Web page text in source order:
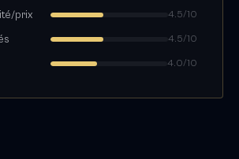
prix 4.5/10
4.5/10
4.0/10